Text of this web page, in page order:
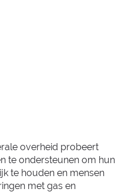
overheid probeert
te ondersteunen om hun
te houden en mensen
met gas en